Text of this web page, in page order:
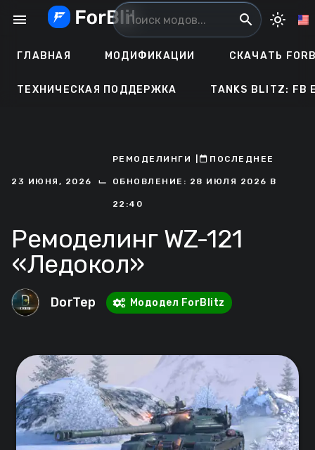
menu search light_mode
ГЛАВНАЯ МОДИФИКАЦИИ СКАЧАТЬ
ТЕХНИЧЕСКАЯ ПОДДЕРЖКА TANKS BLITZ: FB
23 ИЮНЯ, 2026 ⌙
РЕМОДЕЛИНГИ ㅤПОСЛЕДНЕЕ
ОБНОВЛЕНИЕ: 28 ИЮЛЯ 2026 В
22:40
Ремоделинг WZ-121
«Ледокол»
DorTep Мододел ForBlitz